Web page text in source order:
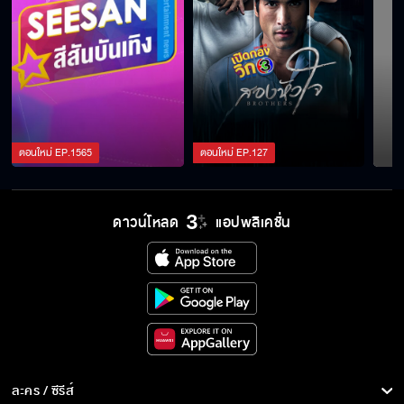
ตอนใหม่EP.1565 ตอนใหม่EP.127
ดาวน์โหลด แอปพลิเคชั่น
ละคร / ซีรีส์